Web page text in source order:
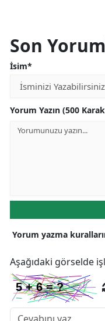
Son
İsim*
Yorum Yazın (500
Yorum yazma
Aşağıdaki görselde